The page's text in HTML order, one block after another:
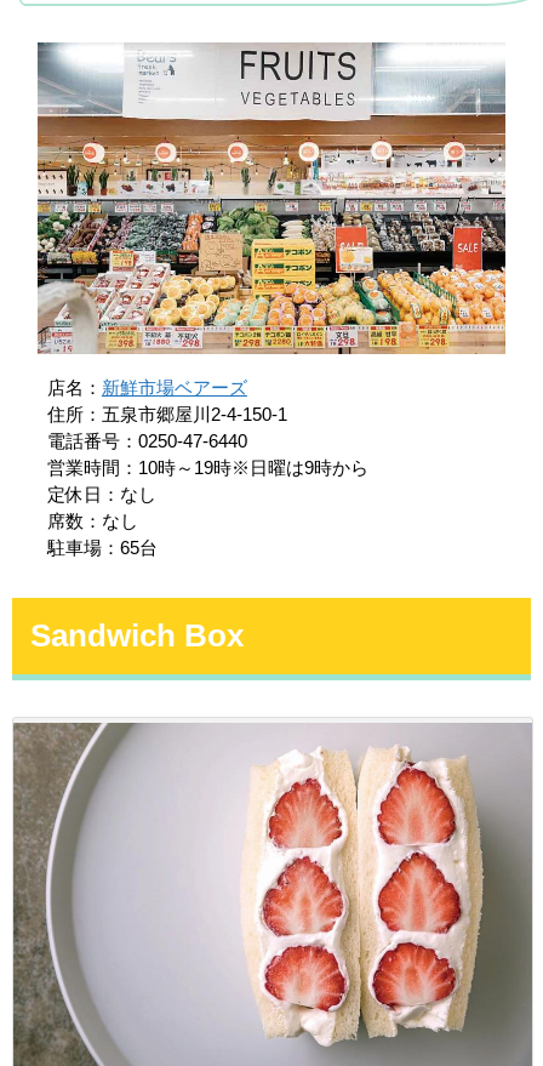
店名： 新鮮市場ベアーズ
住所：五泉市郷屋川2-4-150-1
電話番号：0250-47-6440
営業時間：10時～19時※日曜は9時から
定休日：なし
席数：なし
駐車場：65台
Sandwich Box